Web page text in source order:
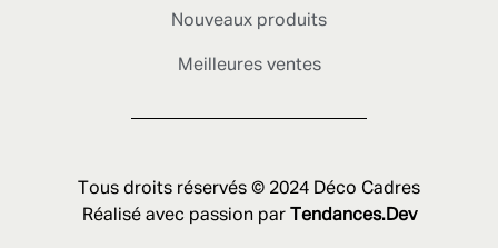
Nouveaux produits
Meilleures ventes
Tous droits réservés © 2024 Déco Cadres
Réalisé avec passion par Tendances.Dev